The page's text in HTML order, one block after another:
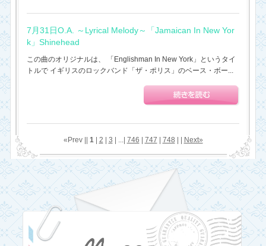
7月31日O.A. ～Lyrical Melody～「Jamaican In New Yor
k」Shinehead
この曲のオリジナルは、 「Englishman In New York」というタイ
トルで イギリスのロックバンド「ザ・ポリス」のベース・ボー...
«Prev || 1| 2 3 | ...| 746 747 748 Next»